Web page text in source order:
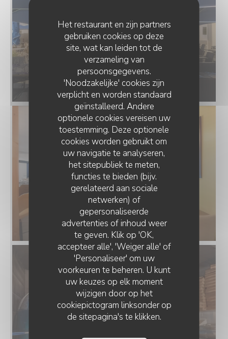
Het restaurant en zijn partners
gebruiken cookies op deze
site, wat kan leiden tot de
verzameling van
persoonsgegevens.
'Noodzakelijke' cookies zijn
verplicht en worden standaard
geïnstalleerd. Andere
optionele cookies vereisen uw
toestemming. Deze optionele
cookies worden gebruikt om
uw navigatie te analyseren,
het sitepubliek te meten,
functies te bieden (bijv.
gerelateerd aan sociale
netwerken) of
gepersonaliseerde
advertenties of inhoud weer
te geven. Klik op 'OK,
accepteer alle', 'Weiger alle' of
'Personaliseer' om uw
voorkeuren te beheren. U kunt
uw keuzes op elk moment
wijzigen door op het
cookiepictogram linksonder op
de sitepagina's te klikken.